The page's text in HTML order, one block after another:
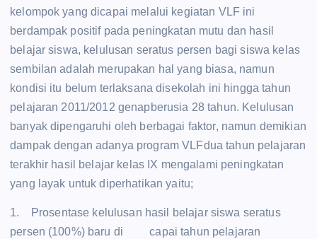
kelompok yang dicapai melalui kegiatan VLF ini
berdampak positif pada peningkatan mutu dan hasil
belajar siswa, kelulusan seratus persen bagi siswa kelas
sembilan adalah merupakan hal yang biasa, namun
kondisi itu belum terlaksana disekolah ini hingga tahun
pelajaran 2011/2012 genapberusia 28 tahun. Kelulusan
banyak dipengaruhi oleh berbagai faktor, namun demikian
dampak dengan adanya program VLFdua tahun pelajaran
terakhir hasil belajar kelas IX mengalami peningkatan
yang layak untuk diperhatikan yaitu;
1. Prosentase kelulusan hasil belajar siswa seratus
persen (100%) baru di capai tahun pelajaran